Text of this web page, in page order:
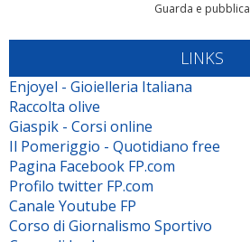
Guarda e pubblica
LINKS
Enjoyel - Gioielleria Italiana
Raccolta olive
Giaspik - Corsi online
Il Pomeriggio - Quotidiano free
Pagina Facebook FP.com
Profilo twitter FP.com
Canale Youtube FP
Corso di Giornalismo Sportivo